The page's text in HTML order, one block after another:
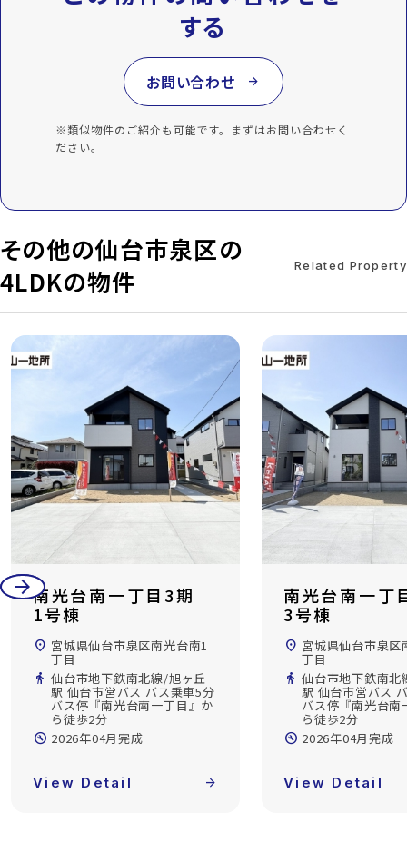
する
お問い合わせ arrow_forward
※類似物件のご紹介も可能です。まずはお問い合わせく
ださい。
その他の仙台市泉区の
4LDKの物件
Related Property
arrow_back
arrow_forward
台南一丁目3期
城県仙台市泉区南光台南1
台市地下鉄南北線/旭ヶ丘
仙台市営バス バス乗車5分
ス停『南光台南一丁目』か
徒歩2分
年04月完成
Detail
南光台南一丁目3
宮城県仙台市泉区南光台南1
仙台市地下鉄南北線/旭ヶ丘
駅 仙台市営バス バス乗車5
バス停『南光台南一丁目』
ら徒歩2分
2026年04月完成
View Detail